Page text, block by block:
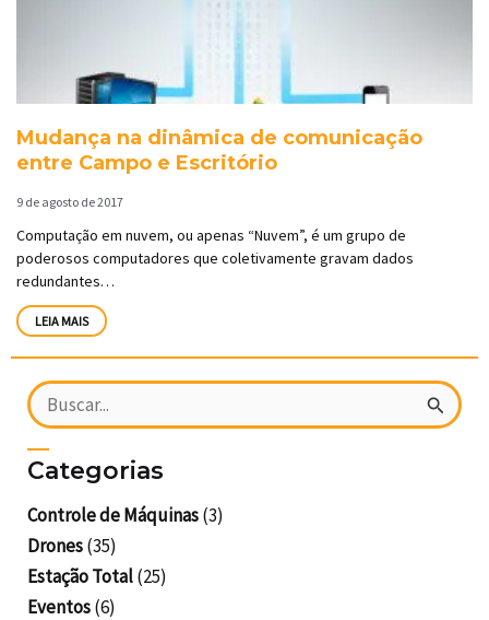
Mudança na dinâmica de comunicação
entre Campo e Escritório
9 de agosto de 2017
Computação em nuvem, ou apenas “Nuvem”, é um grupo de
poderosos computadores que coletivamente gravam dados
redundantes…
LEIA MAIS
Pesquisar
Categorias
Controle de Máquinas(3)
Drones(35)
Estação Total(25)
Eventos(6)